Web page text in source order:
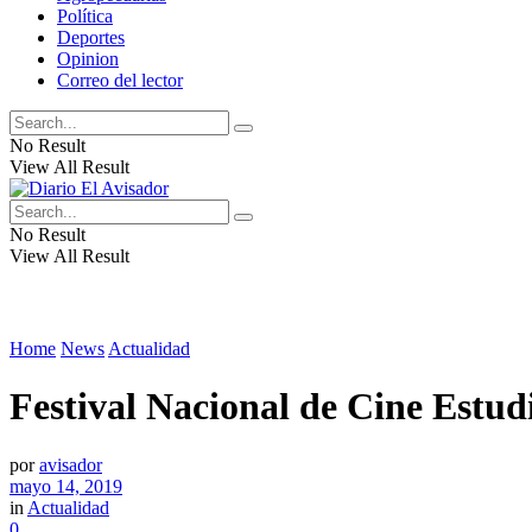
Política
Deportes
Opinion
Correo del lector
No Result
View All Result
No Result
View All Result
Home News Actualidad
Festival Nacional de Cine
por avisador
mayo 14, 2019
in Actualidad